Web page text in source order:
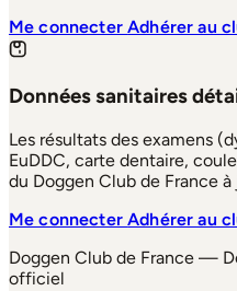
Me connecterAdhérer au
Données sanitaires
Les résultats des examens
EuDDC, carte dentaire,
du Doggen Club de France
Me connecterAdhérer au
Doggen Club de France —
officiel